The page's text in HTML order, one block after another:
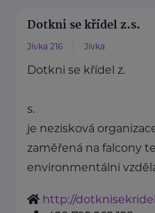
Dotkni se křídel z.s.
Jívka 216 Jívka
Dotkni se křídel z.
s.
je nezisková
zaměřená na falcony
environmentální
http://